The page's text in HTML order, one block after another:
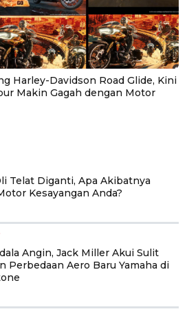
Harley-Davidson Road Glide, Kini
Makin Gagah dengan Motor
Telat Diganti, Apa Akibatnya
Kesayangan Anda?
Angin, Jack Miller Akui Sulit
Perbedaan Aero Baru Yamaha di